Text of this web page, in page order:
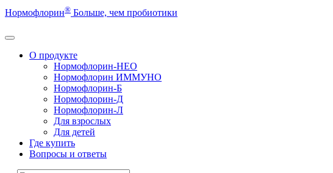
Нормофлорин® Больше, чем пробиотики
О продукте
Нормофлорин-НЕО
Нормофлорин ИММУНО
Нормофлорин-Б
Нормофлорин-Д
Нормофлорин-Л
Для взрослых
Для детей
Где купить
Вопросы и ответы